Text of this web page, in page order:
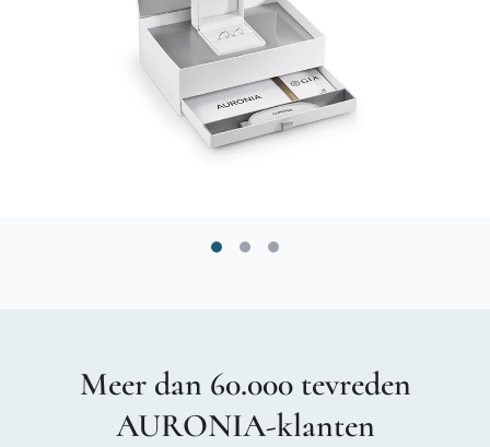
Meer dan 60.000 tevreden
AURONIA-klanten